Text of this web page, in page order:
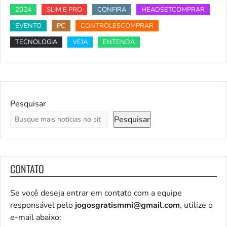
2024
SLIM E PRO CONFIRA
HEADSETCOMPRAR
EVENTO
PC
CONTROLESCOMPRAR
TECNOLOGIA
VEJA ENTENDA
Pesquisar
Pesquisar
CONTATO
Se você deseja entrar em contato com a equipe
responsável pelo jogosgratismmi@gmail.com, utilize o
e-mail abaixo: